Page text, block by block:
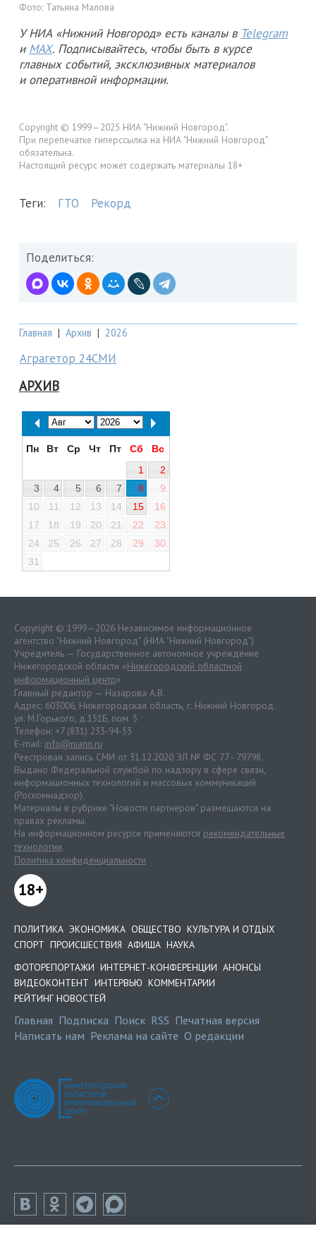
Фото: Татьяна Малова
У НИА «Нижний Новгород» есть каналы в Telegram
и MAX. Подписывайтесь, чтобы быть в курсе
главных событий, эксклюзивных материалов
и оперативной информации.
Copyright © 1999—2025 НИА "Нижний Новгород".
При перепечатке гиперссылка на НИА "Нижний Новгород"
обязательна.
Настоящий ресурс может содержать материалы 18+
Теги: ГТО Рекорд
Поделиться:
Главная | Архив | 2026
Аграгетор 24СМИ
АРХИВ
Пн Вт Ср Чт Пт Сб
Вс
1
2
3
4 5 6 7 8
9
10
11 12 13 14 15
16
17
18 19 20 21 22
23
24
25 26 27 28 29
30
31
Copyright © 1999—2026 Независимое информационное
агентство "Нижний Новгород" (НИА "Нижний Новгород")
Учредитель — Государственное автономное учреждение
Нижегородской области «Нижегородский областной
информационный центр»
Главный редактор — Назарова А.В.
Адрес: 603006, Нижегородская область, г. Нижний Новгород.
ул. М.Горького, д.151Б, пом. 5
Телефон: +7 (831) 233-94-53
E-mail: info@niann.ru
Реестровая запись СМИ от 31.12.2020 ЭЛ № ФС 77 - 79798.
Выдано Федеральной службой по надзору в сфере связи,
информационных технологий и массовых коммуникаций
(Роскомнадзор).
Материалы в рубрике "Новости партнеров" размещаются на
правах рекламы.
На информационном ресурсе применяются рекомендательные
технологии.
Политика конфиденциальности
18+
ПОЛИТИКА ЭКОНОМИКА ОБЩЕСТВО КУЛЬТУРА И ОТДЫХ
СПОРТ ПРОИСШЕСТВИЯ АФИША НАУКА
ФОТОРЕПОРТАЖИ ИНТЕРНЕТ-КОНФЕРЕНЦИИ АНОНСЫ
ВИДЕОКОНТЕНТ ИНТЕРВЬЮ КОММЕНТАРИИ
РЕЙТИНГ НОВОСТЕЙ
Главная Подписка Поиск RSS Печатная версия
Написать нам Реклама на сайте О редакции